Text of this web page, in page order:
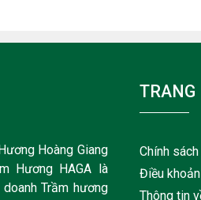
Hoàng Giang
Hương HAGA là
Trầm hương
TRANG
Chính
Điều
Thông tin